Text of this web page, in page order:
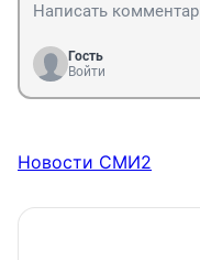
Гость
Войти
Новости СМИ2